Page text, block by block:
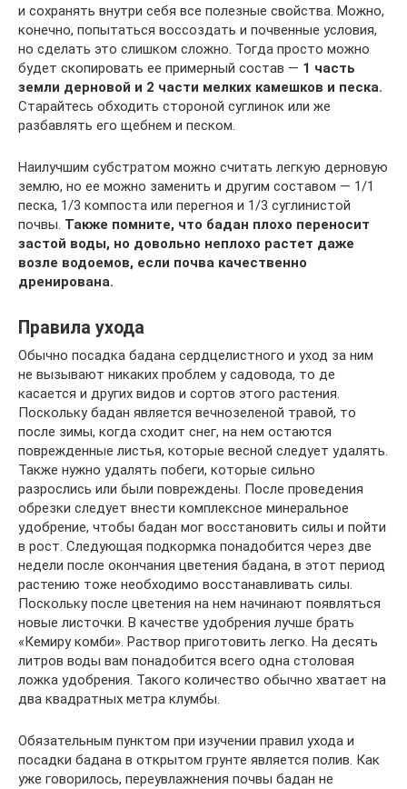
и сохранять внутри себя все полезные свойства. Можно,
конечно, попытаться воссоздать и почвенные условия,
но сделать это слишком сложно. Тогда просто можно
будет скопировать ее примерный состав — 1 часть
земли дерновой и 2 части мелких камешков и песка.
Старайтесь обходить стороной суглинок или же
разбавлять его щебнем и песком.
Наилучшим субстратом можно считать легкую дерновую
землю, но ее можно заменить и другим составом — 1/1
песка, 1/3 компоста или перегноя и 1/3 суглинистой
почвы. Также помните, что бадан плохо переносит
застой воды, но довольно неплохо растет даже
возле водоемов, если почва качественно
дренирована.
Правила ухода
Обычно посадка бадана сердцелистного и уход за ним
не вызывают никаких проблем у садовода, то де
касается и других видов и сортов этого растения.
Поскольку бадан является вечнозеленой травой, то
после зимы, когда сходит снег, на нем остаются
поврежденные листья, которые весной следует удалять.
Также нужно удалять побеги, которые сильно
разрослись или были повреждены. После проведения
обрезки следует внести комплексное минеральное
удобрение, чтобы бадан мог восстановить силы и пойти
в рост. Следующая подкормка понадобится через две
недели после окончания цветения бадана, в этот период
растению тоже необходимо восстанавливать силы.
Поскольку после цветения на нем начинают появляться
новые листочки. В качестве удобрения лучше брать
«Кемиру комби». Раствор приготовить легко. На десять
литров воды вам понадобится всего одна столовая
ложка удобрения. Такого количество обычно хватает на
два квадратных метра клумбы.
Обязательным пунктом при изучении правил ухода и
посадки бадана в открытом грунте является полив. Как
уже говорилось, переувлажнения почвы бадан не